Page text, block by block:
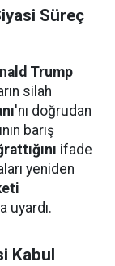
Süreç
Trump
silah
'nı doğrudan
barış
ifade
yeniden
uyardı.
Kabul